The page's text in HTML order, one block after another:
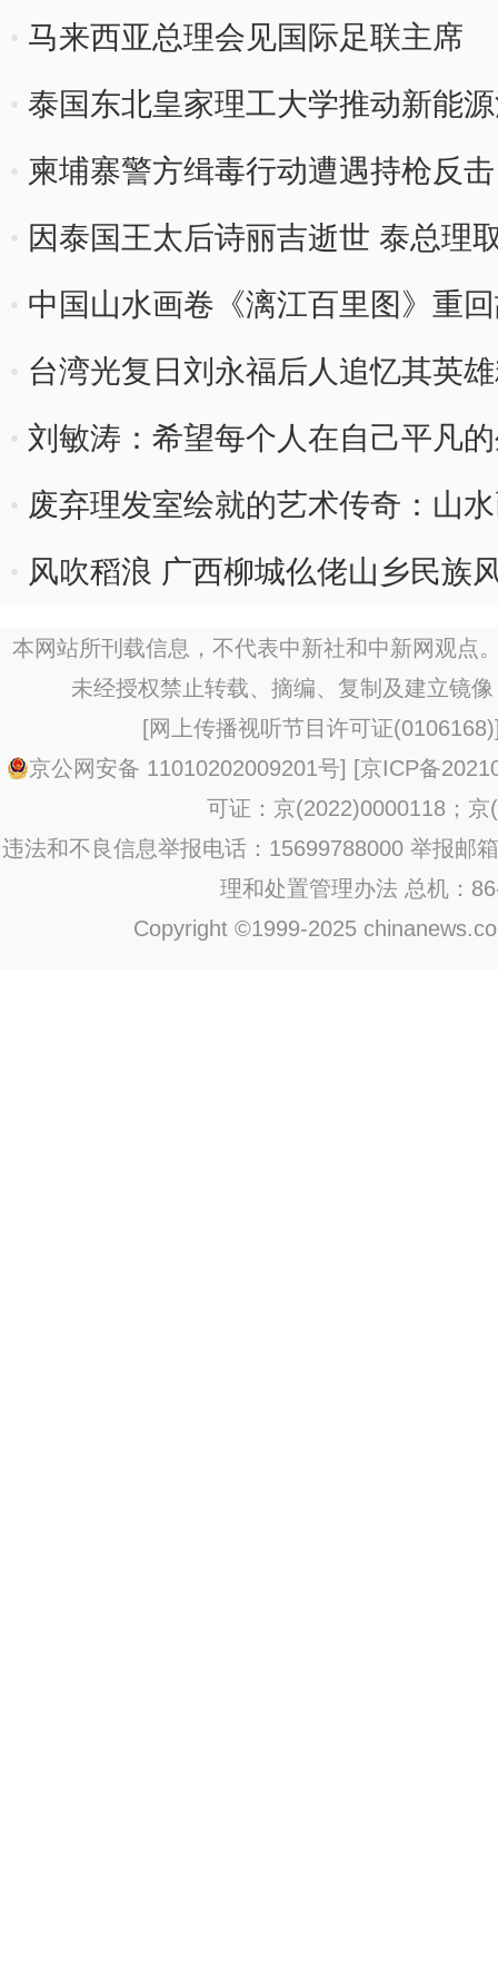
马来西亚总理会见国际足联主席
泰国东北皇家理工大学推动新能
柬埔寨警方缉毒行动遭遇持枪反
因泰国王太后诗丽吉逝世 泰总理
中国山水画卷《漓江百里图》重
台湾光复日刘永福后人追忆其英
刘敏涛：希望每个人在自己平凡
废弃理发室绘就的艺术传奇：山
故里桂林
风吹稻浪 广西柳城仫佬山乡民族
本网站所刊载信息，不代表中新社和中新网观点
未经授权禁止转载、摘编、复制及建立镜
[网上传播视听节目许可证(0106168)
京公网安备 11010202009201号] [京ICP备
可证：京(2022)0000118；京
违法和不良信息举报电话：15699788000 举报邮
理和处置管理办法 总机：
Copyright ©1999-2025